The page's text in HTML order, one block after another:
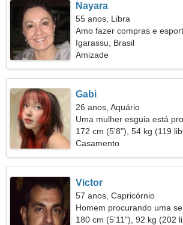
Nayara
55 anos, Libra
Amo fazer compras e
Igarassu, Brasil
Amizade
Gabi
26 anos, Aquário
Uma mulher esguia está
relacionamento verdadeiro
172 cm (5'8"), 54 kg (119
Casamento
Victor
57 anos, Capricórnio
Homem procurando uma
180 cm (5'11"), 92 kg (202